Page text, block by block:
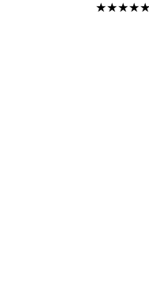
★★★★★